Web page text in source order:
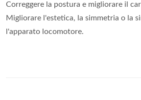
Correggere la postura e migliorare il
Migliorare l'estetica, la simmetria o la
l'apparato locomotore.